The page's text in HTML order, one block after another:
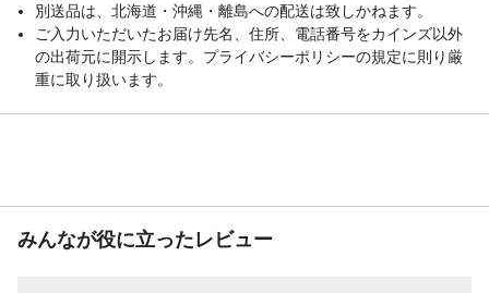
に低温な場合、中味が白く濁ることがあり
ますが、品質には問題ありません。等
生産国
ベトナム
別送品は、北海道・沖縄・離島への配送は致しかねます。
ご入力いただいたお届け先名、住所、電話番号をカインズ以外
の出荷元に開示します。プライバシーポリシーの規定に則り厳
重に取り扱います。
みんなが役に立ったレビュー